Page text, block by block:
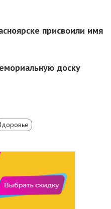
присвоили имя
доску